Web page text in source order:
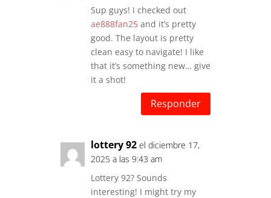
Sup guys! I checked out
ae888fan25 and it’s pretty
good. The layout is pretty
clean easy to navigate! I like
that it’s something new… give
it a shot!
Responder
lottery 92 el diciembre 17,
2025 a las 9:43 am
Lottery 92? Sounds
interesting! I might try my